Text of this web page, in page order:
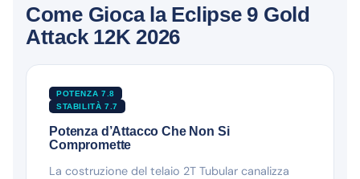
Come Gioca la Eclipse 9 Gold
Attack 12K 2026
POTENZA 7.8
STABILITÀ 7.7
Potenza d’Attacco Che Non Si
Compromette
La costruzione del telaio 2T Tubular canalizza